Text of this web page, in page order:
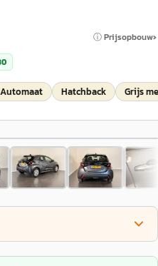
ⓘ Prijsopbouw
Automaat Hatchback Grijs
1/17